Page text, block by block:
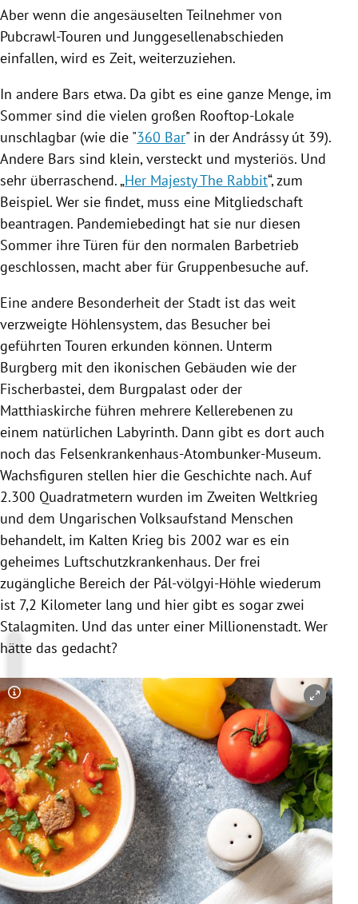
Aber wenn die angesäuselten Teilnehmer von
Pubcrawl-Touren und Junggesellenabschieden
einfallen, wird es Zeit, weiterzuziehen.
In andere Bars etwa. Da gibt es eine ganze Menge, im
Sommer sind die vielen großen Rooftop-Lokale
unschlagbar (wie die "360 Bar" in der Andrássy út 39).
Andere Bars sind klein, versteckt und mysteriös. Und
sehr überraschend. „Her Majesty The Rabbit“, zum
Beispiel. Wer sie findet, muss eine Mitgliedschaft
beantragen. Pandemiebedingt hat sie nur diesen
Sommer ihre Türen für den normalen Barbetrieb
geschlossen, macht aber für Gruppenbesuche auf.
Eine andere Besonderheit der Stadt ist das weit
verzweigte Höhlensystem, das Besucher bei
geführten Touren erkunden können. Unterm
Burgberg mit den ikonischen Gebäuden wie der
Fischerbastei, dem Burgpalast oder der
Matthiaskirche führen mehrere Kellerebenen zu
einem natürlichen Labyrinth. Dann gibt es dort auch
noch das Felsenkrankenhaus-Atombunker-Museum.
Wachsfiguren stellen hier die Geschichte nach. Auf
2.300 Quadratmetern wurden im Zweiten Weltkrieg
und dem Ungarischen Volksaufstand Menschen
behandelt, im Kalten Krieg bis 2002 war es ein
geheimes Luftschutzkrankenhaus. Der frei
zugängliche Bereich der Pál-völgyi-Höhle wiederum
ist 7,2 Kilometer lang und hier gibt es sogar zwei
Stalagmiten. Und das unter einer Millionenstadt. Wer
hätte das gedacht?
Copyright-Hinweis öffnen/schließen